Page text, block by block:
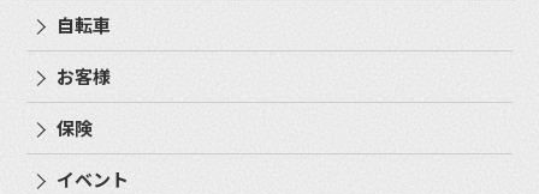
自転車
お客様
保険
イベント